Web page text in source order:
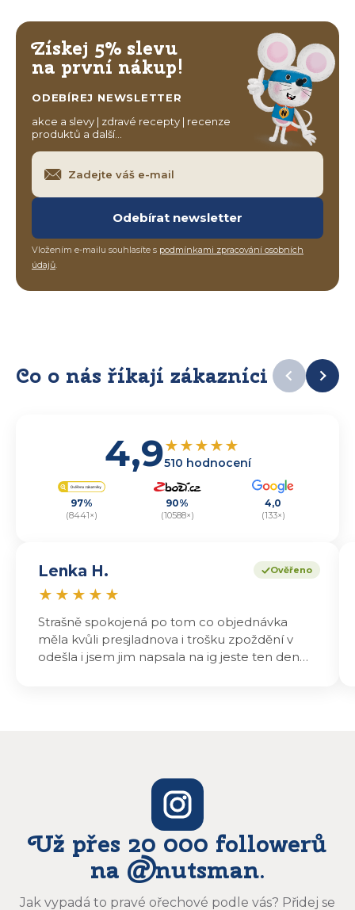
Získej 5% slevu
na první nákup!
ODEBÍREJ NEWSLETTER
akce a slevy | zdravé recepty | recenze
produktů a další…
Odebírat newsletter
Vložením e-mailu souhlasíte s podmínkami zpracování osobních
údajů.
Co o nás říkají zákazníci
4,9★★★★★
510 hodnocení
97%
(8441×)
90%
(10588×)
4,0
(133×)
Ověřeno
Lenka H.
★ ★ ★ ★ ★
Strašně spokojená po tom co objednávka
měla kvůli presjladnova i trošku zpoždění v
odešla i jsem jim napsala na ig jeste ten den
Už přes 20 000 followerů
na @nutsman.
Jak vypadá to pravé ořechové podle vás? Přidej se